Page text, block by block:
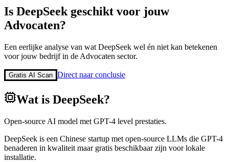
Is DeepSeek geschikt voor jouw
Advocaten?
Een eerlijke analyse van wat DeepSeek wel én niet kan betekenen
voor jouw bedrijf in de Advocaten sector.
Gratis AI Scan Direct naar conclusie
Wat is DeepSeek?
Open-source AI model met GPT-4 level prestaties.
DeepSeek is een Chinese startup met open-source LLMs die GPT-4
benaderen in kwaliteit maar gratis beschikbaar zijn voor lokale
installatie.